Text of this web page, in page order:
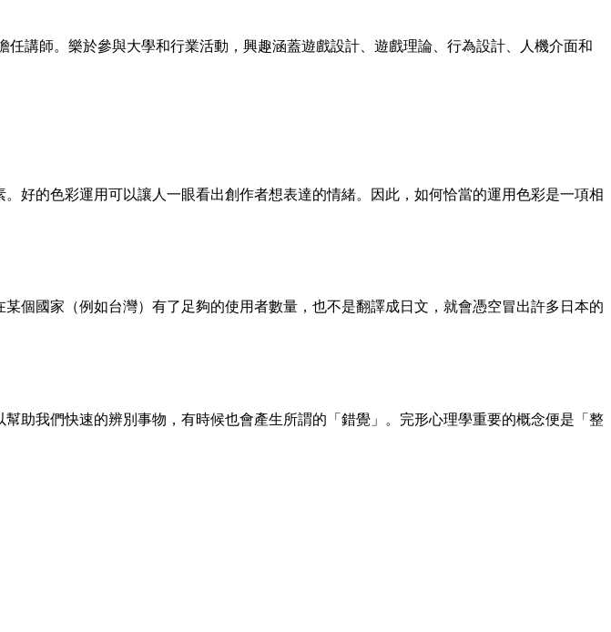
講師。樂於參與大學和行業活動，興趣涵蓋遊戲設計、遊戲理論、行為設計、人機介面和
好的色彩運用可以讓人一眼看出創作者想表達的情緒。因此，如何恰當的運用色彩是一項相
個國家（例如台灣）有了足夠的使用者數量，也不是翻譯成日文，就會憑空冒出許多日本的
助我們快速的辨別事物，有時候也會產生所謂的「錯覺」。完形心理學重要的概念便是「整